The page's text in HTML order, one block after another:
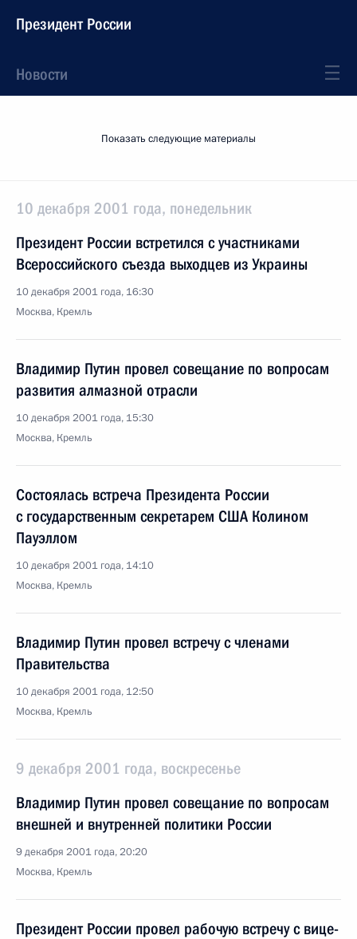
Президент России
Новости
Показать следующие материалы
10 декабря 2001 года, понедельник
Президент России встретился с участниками
Всероссийского съезда выходцев из Украины
10 декабря 2001 года, 16:30
Москва, Кремль
Владимир Путин провел совещание по вопросам
развития алмазной отрасли
10 декабря 2001 года, 15:30
Москва, Кремль
Состоялась встреча Президента России
с государственным секретарем США Колином
Пауэллом
10 декабря 2001 года, 14:10
Москва, Кремль
Владимир Путин провел встречу с членами
Правительства
10 декабря 2001 года, 12:50
Москва, Кремль
9 декабря 2001 года, воскресенье
Владимир Путин провел совещание по вопросам
внешней и внутренней политики России
9 декабря 2001 года, 20:20
Москва, Кремль
Президент России провел рабочую встречу с вице-